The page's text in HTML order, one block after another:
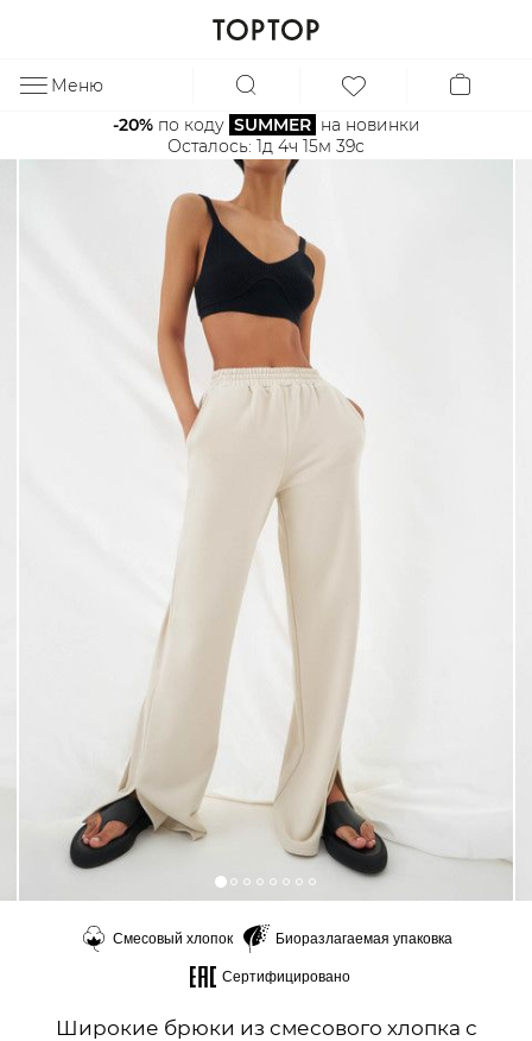
Меню
-20% по коду SUMMER на новинки
Осталось: 1д 4ч 15м 39с
Смесовый хлопок
Биоразлагаемая упаковка
Сертифицировано
Широкие брюки из смесового хлопка с